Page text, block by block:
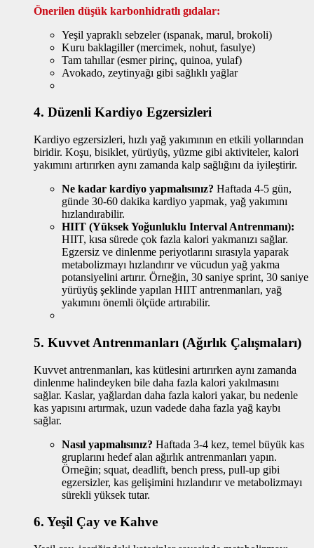
Önerilen düşük karbonhidratlı gıdalar:
Yeşil yapraklı sebzeler (ıspanak, marul, brokoli)
Kuru baklagiller (mercimek, nohut, fasulye)
Tam tahıllar (esmer pirinç, quinoa, yulaf)
Avokado, zeytinyağı gibi sağlıklı yağlar
4. Düzenli Kardiyo Egzersizleri
Kardiyo egzersizleri, hızlı yağ yakımının en etkili yollarından
biridir. Koşu, bisiklet, yürüyüş, yüzme gibi aktiviteler, kalori
yakımını artırırken aynı zamanda kalp sağlığını da iyileştirir.
Ne kadar kardiyo yapmalısınız? Haftada 4-5 gün,
günde 30-60 dakika kardiyo yapmak, yağ yakımını
hızlandırabilir.
HIIT (Yüksek Yoğunluklu Interval Antrenmanı):
HIIT, kısa sürede çok fazla kalori yakmanızı sağlar.
Egzersiz ve dinlenme periyotlarını sırasıyla yaparak
metabolizmayı hızlandırır ve vücudun yağ yakma
potansiyelini artırır. Örneğin, 30 saniye sprint, 30 saniye
yürüyüş şeklinde yapılan HIIT antrenmanları, yağ
yakımını önemli ölçüde artırabilir.
5. Kuvvet Antrenmanları (Ağırlık Çalışmaları)
Kuvvet antrenmanları, kas kütlesini artırırken aynı zamanda
dinlenme halindeyken bile daha fazla kalori yakılmasını
sağlar. Kaslar, yağlardan daha fazla kalori yakar, bu nedenle
kas yapısını artırmak, uzun vadede daha fazla yağ kaybı
sağlar.
Nasıl yapmalısınız? Haftada 3-4 kez, temel büyük kas
gruplarını hedef alan ağırlık antrenmanları yapın.
Örneğin; squat, deadlift, bench press, pull-up gibi
egzersizler, kas gelişimini hızlandırır ve metabolizmayı
sürekli yüksek tutar.
6. Yeşil Çay ve Kahve